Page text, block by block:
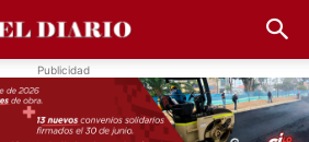
Publicidad